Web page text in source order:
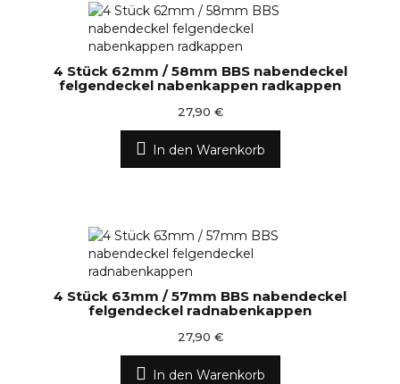
4 Stück 62mm / 58mm BBS nabendeckel
felgendeckel nabenkappen radkappen
27,90 €
In den Warenkorb
4 Stück 63mm / 57mm BBS nabendeckel
felgendeckel radnabenkappen
27,90 €
In den Warenkorb